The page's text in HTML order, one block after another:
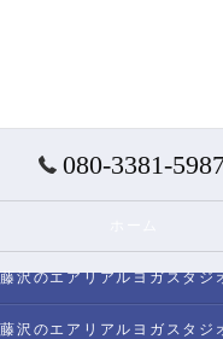
080-3381-